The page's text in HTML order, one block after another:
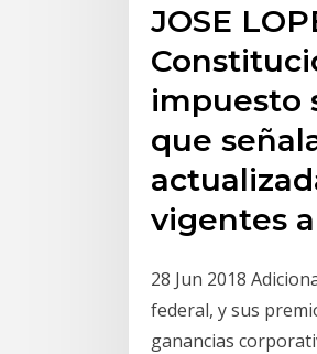
JOSE
impuesto
que
vigentes
28 Jun 2018
federal, y sus
ganancias